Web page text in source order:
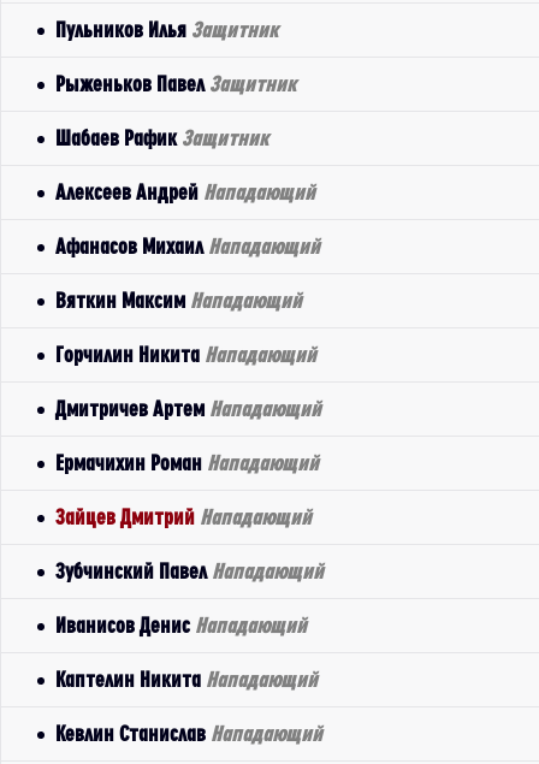
Пульников Илья Защитник
Рыженьков Павел Защитник
Шабаев Рафик Защитник
Алексеев Андрей Нападающий
Афанасов Михаил Нападающий
Вяткин Максим Нападающий
Горчилин Никита Нападающий
Дмитричев Артем Нападающий
Ермачихин Роман Нападающий
Зайцев Дмитрий Нападающий
Зубчинский Павел Нападающий
Иванисов Денис Нападающий
Каптелин Никита Нападающий
Кевлин Станислав Нападающий